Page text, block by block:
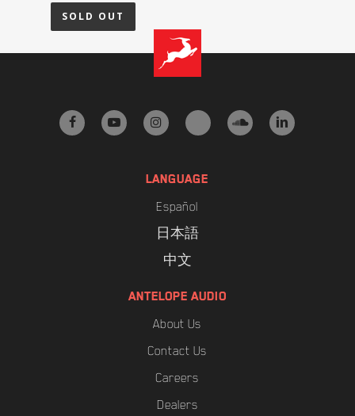
SOLD OUT
facebookyoutubeinstagramtiktoksoundcloud
linkedin
LANGUAGE
Español
日本語
中文
ANTELOPE AUDIO
About Us
Contact Us
Careers
Dealers